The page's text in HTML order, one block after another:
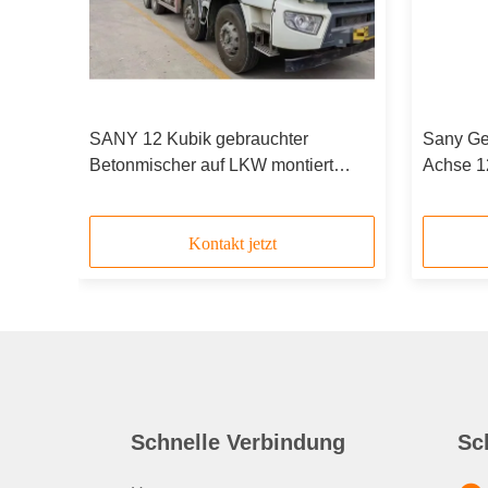
SANY 12 Kubik gebrauchter
Betonmischer auf LKW montiert
Kontakt jetzt
Sany
Achse
Schnelle Verbindung